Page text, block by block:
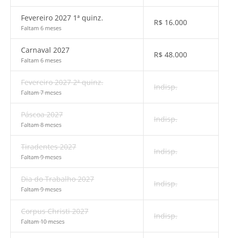
Fevereiro 2027 1ª quinz.
Faltam 6 meses
R$ 16.000
Carnaval 2027
Faltam 6 meses
R$ 48.000
Fevereiro 2027 2ª quinz.
Faltam 7 meses
Indisp.
Páscoa 2027
Faltam 8 meses
Indisp.
Tiradentes 2027
Faltam 9 meses
Indisp.
Dia do Trabalho 2027
Faltam 9 meses
Indisp.
Corpus Christi 2027
Faltam 10 meses
Indisp.